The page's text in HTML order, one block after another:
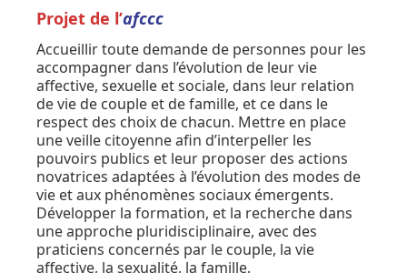
Projet de l’afccc
Accueillir toute demande de personnes pour les
accompagner dans l’évolution de leur vie
affective, sexuelle et sociale, dans leur relation
de vie de couple et de famille, et ce dans le
respect des choix de chacun. Mettre en place
une veille citoyenne afin d’interpeller les
pouvoirs publics et leur proposer des actions
novatrices adaptées à l’évolution des modes de
vie et aux phénomènes sociaux émergents.
Développer la formation, et la recherche dans
une approche pluridisciplinaire, avec des
praticiens concernés par le couple, la vie
affective, la sexualité, la famille.